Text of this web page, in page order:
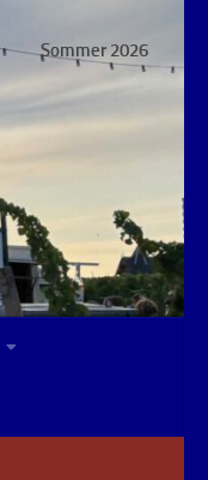
Sommer 2026